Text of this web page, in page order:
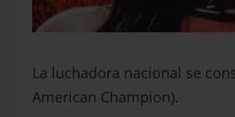
La luchadora nacional se
American Champion).